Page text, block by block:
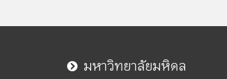
มหาวิทยาลัยมหิดล